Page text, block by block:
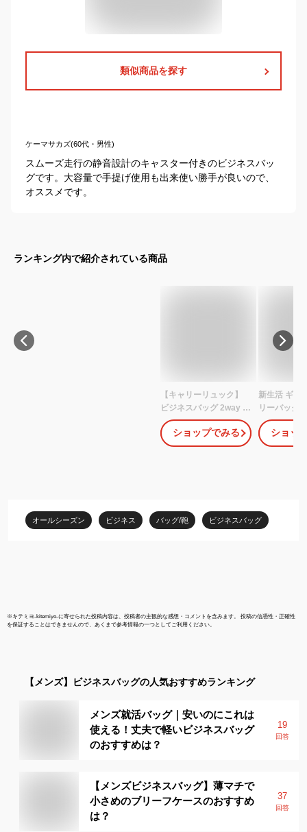
類似商品を探す
ケーマサカズ(60代・男性)
スムーズ走行の静音設計のキャスター付きのビジネスバッ
グです。大容量で手提げ使用も出来使い勝手が良いので、
オススメです。
ランキング内で紹介されている商品
【キャリーリュック】
ビジネスバッグ 2way バ
ッグ かばん SAXON キ
ャリーバッグ キャリー
ケース リュック ビジネ
黒 ブラック 就職祝い 新
生活 キャスター付き 機
ショップでみる
新生活 ギフ
リーバッグ
ッグ ソフト
ッグ 機内持
錠贈呈 スー
ん 連休
ショッ
オールシーズン ビジネス バッグ/鞄 ビジネスバッグ
※キテミヨ-kitemiyo-に寄せられた投稿内容は、投稿者の主観的な感想・コメントを含みます。 投稿の信憑性・正確性
を保証することはできませんので、あくまで参考情報の一つとしてご利用ください。
【メンズ】 ビジネスバッグの人気おすすめランキング
メンズ就活バッグ｜安いのにこれは
使える！丈夫で軽いビジネスバッグ
のおすすめは？
19
回答
【メンズビジネスバッグ】薄マチで
小さめのブリーフケースのおすすめ
は？
37
回答